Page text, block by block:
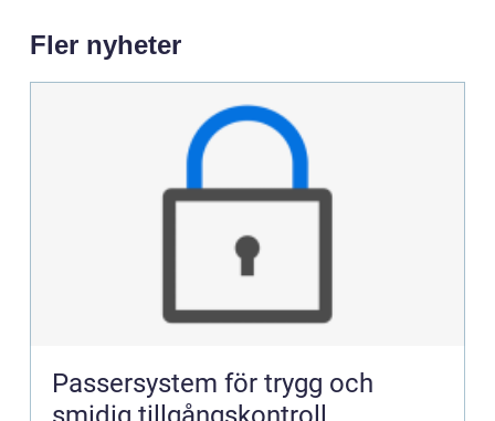
Fler nyheter
Passersystem för trygg och